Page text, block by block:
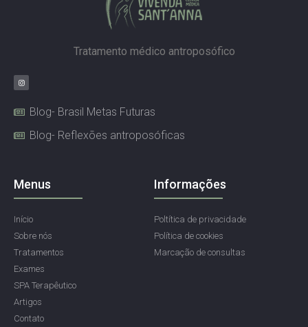
Tratamento médico antroposófico
Blog- Brasil Metas Futuras
Blog- Reflexões antroposóficas
Menus
Início
Sobre nós
Tratamentos
Exames
SPA Terapêutico
Artigos
Contato
Informações
Poltítica de privacidade
Política de cookies
Marcação de consultas